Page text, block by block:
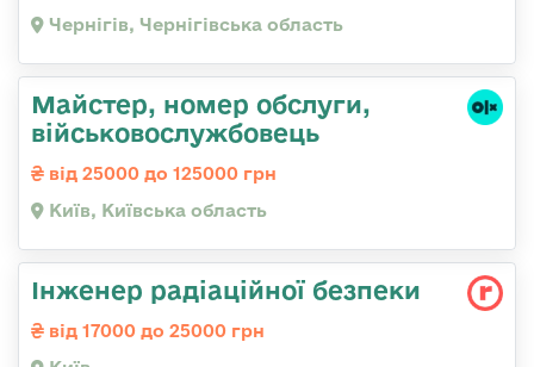
Чернігів, Чернігівська область
Майстер, номер обслуги,
військовослужбовець
від 25000 до 125000 грн
Київ, Київська область
Інженер радіаційної безпеки
від 17000 до 25000 грн